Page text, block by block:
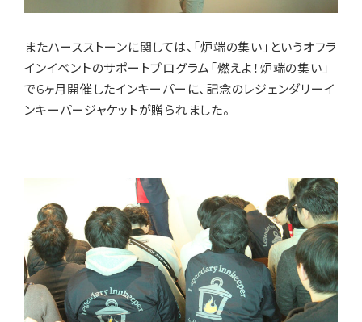
またハースストーンに関しては、「炉端の集い」というオフラ
インイベントのサポートプログラム「燃えよ！炉端の集い」
で6ヶ月開催したインキーパーに、記念のレジェンダリーイ
ンキーパージャケットが贈られました。